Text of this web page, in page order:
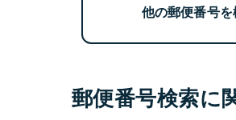
他の郵便番号
郵便番号検索に